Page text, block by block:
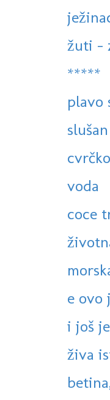
žuti -
*****
plavo
voda
coce
e ovo
i još
živa